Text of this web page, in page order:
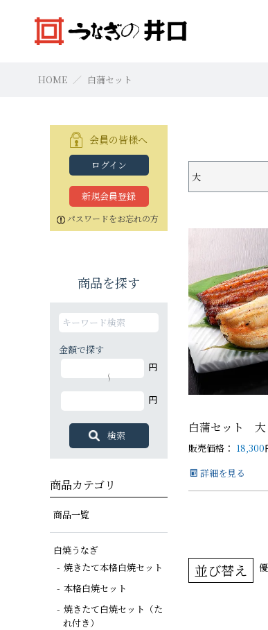
すべ
焼きたて本格白焼セット
特大（140g以上）
大（120g以上）
中（100g以上）
小（90g以上）
本格
中（
白蒲
大（
浜名湖産蒲焼セット「井口の誉」
特大（140g以上）
蒲焼
中（
その
焼きたて本格白焼セット
特大（140g以上）
大（120g以上）
中（100g以上）
小（90g以上）
本格
中（
特大（140g以上）
大（120g以上）
小（90g以上）
白蒲
大（
お買
HOME 白蒲セット
会員の皆様へ
ログイン
新規会員登録
パスワードをお忘れの方
商品を探す
金額で探す
円
～
円
商品カテゴリ
商品一覧
白焼うなぎ
焼きたて本格白焼セット
本格白焼セット
焼きたて白焼セット（た
れ付き）
大
白蒲セット 大
販売価格： 18,300
詳細を見る
並び替え